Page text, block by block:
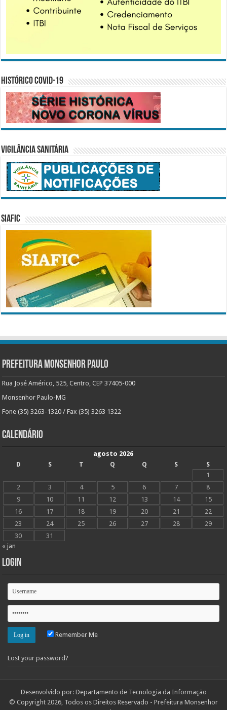
Histórico COVID-19
Vigilância Sanitária
SIAFIC
Prefeitura Monsenhor Paulo
Rua José Américo, 525, Centro, CEP 37405-000
Monsenhor Paulo-MG
Fone (35) 3263-1320 / Fax (35) 3263 1322
Calendário
agosto 2026
D
S T Q Q S
S
1
2
3 4 5 6 7
8
9
10 11 12 13 14
15
16
17 18 19 20 21
22
23
24 25 26 27 28
29
30
31
« jan
Login
Remember Me
Lost your password?
Desenvolvido por: Departamento de Tecnologia da Informação
© Copyright 2026, Todos os Direitos Reservado - Prefeitura Monsenhor